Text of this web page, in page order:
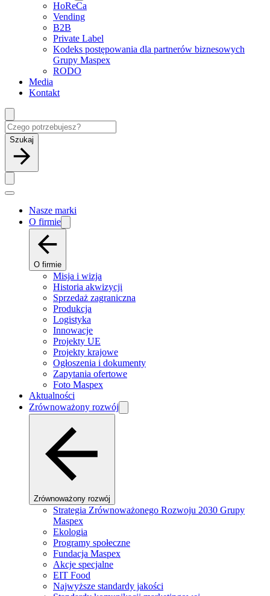
HoReCa
Vending
B2B
Private Label
Kodeks postępowania dla partnerów biznesowych
Grupy Maspex
RODO
Media
Kontakt
Szukaj
Nasze marki
O firmie
O firmie
Misja i wizja
Historia akwizycji
Sprzedaż zagraniczna
Produkcja
Logistyka
Innowacje
Projekty UE
Projekty krajowe
Ogłoszenia i dokumenty
Zapytania ofertowe
Foto Maspex
Aktualności
Zrównoważony rozwój
Zrównoważony rozwój
Strategia Zrównoważonego Rozwoju 2030 Grupy
Maspex
Ekologia
Programy społeczne
Fundacja Maspex
Akcje specjalne
EIT Food
Najwyższe standardy jakości